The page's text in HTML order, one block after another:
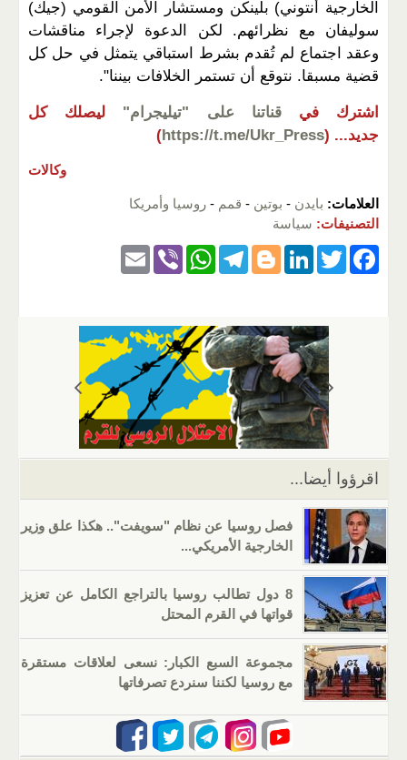
الخارجية أنتوني) بلينكن ومستشار الأمن القومي (جيك)
سوليفان مع نظرائهم. لكن الدعوة لإجراء مناقشات
وعقد اجتماع لم تُقدم بشرط استباقي يتمثل في حل كل
قضية مسبقا. نتوقع أن تستمر الخلافات بيننا".
اشترك في قناتنا على "تيليجرام"
ليصلك كل
جديد... (
https://t.me/Ukr_Press
)
وكالات
العلامات: بايدن - بوتين - قمم - روسيا وأمريكا
التصنيفات: سياسة
F
k
T
er
Li
e
dI
n
Bl
g
er
T
gr
a
m
W
s
A
p
p
Vi
اقرؤوا أيضا...
فصل روسيا عن نظام "سويفت".. هكذا علق وزير
الخارجية الأمريكي...
8 دول تطالب روسيا بالتراجع الكامل عن تعزيز
قواتها في القرم المحتل
مجموعة السبع الكبار: نسعى لعلاقات مستقرة
مع روسيا لكننا سنردع تصرفاتها